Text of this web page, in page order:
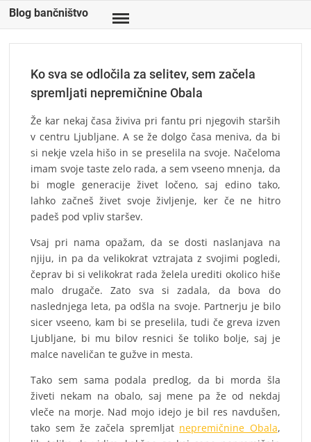
SkipBlog bančništvo
Ko sva se odločila za selitev, sem začela
spremljati nepremičnine Obala
Že kar nekaj časa živiva pri fantu pri njegovih starših
v centru Ljubljane. A se že dolgo časa meniva, da bi
si nekje vzela hišo in se preselila na svoje. Načeloma
imam svoje taste zelo rada, a sem vseeno mnenja, da
bi mogle generacije živet ločeno, saj edino tako,
lahko začneš živet svoje življenje, ker če ne hitro
padeš pod vpliv staršev.
Vsaj pri nama opažam, da se dosti naslanjava na
njiju, in pa da velikokrat vztrajata z svojimi pogledi,
čeprav bi si velikokrat rada želela urediti okolico hiše
malo drugače. Zato sva si zadala, da bova do
naslednjega leta, pa odšla na svoje. Partnerju je bilo
sicer vseeno, kam bi se preselila, tudi če greva izven
Ljubljane, bi mu bilov resnici še toliko bolje, saj je
malce naveličan te gužve in mesta.
Tako sem sama podala predlog, da bi morda šla
živeti nekam na obalo, saj mene pa že od nekdaj
vleče na morje. Nad mojo idejo je bil res navdušen,
tako sem že začela spremljat nepremičnine Obala,